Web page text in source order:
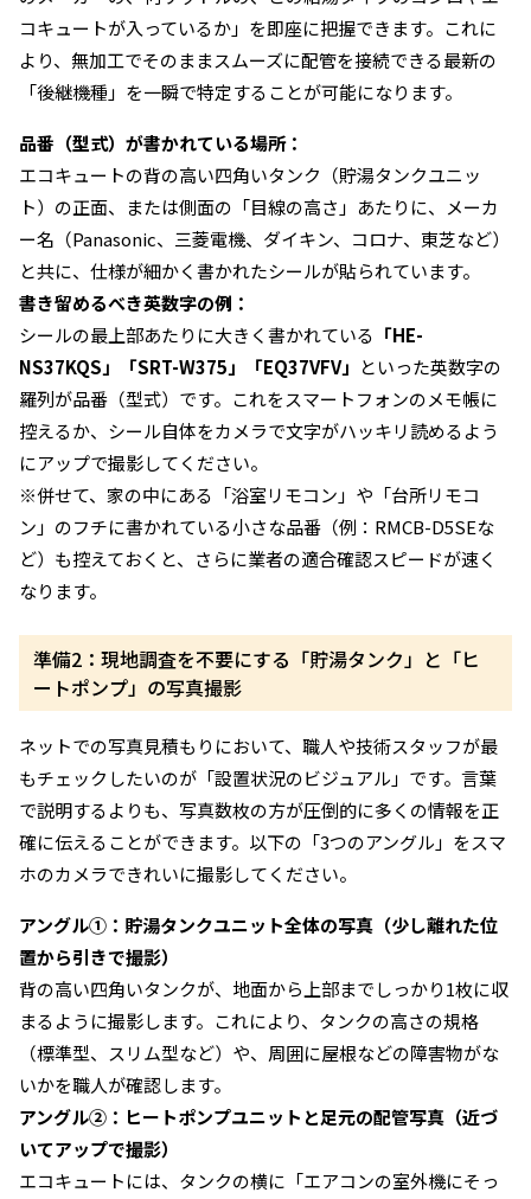
コキュートが入っているか」を即座に把握できます。これに
より、無加工でそのままスムーズに配管を接続できる最新の
「後継機種」を一瞬で特定することが可能になります。
品番（型式）が書かれている場所：
エコキュートの背の高い四角いタンク（貯湯タンクユニッ
ト）の正面、または側面の「目線の高さ」あたりに、メーカ
ー名（Panasonic、三菱電機、ダイキン、コロナ、東芝など）
と共に、仕様が細かく書かれたシールが貼られています。
書き留めるべき英数字の例：
シールの最上部あたりに大きく書かれている 「HE-
NS37KQS」「SRT-W375」「EQ37VFV」 といった英数字の
羅列が品番（型式）です。これをスマートフォンのメモ帳に
控えるか、シール自体をカメラで文字がハッキリ読めるよう
にアップで撮影してください。
※併せて、家の中にある「浴室リモコン」や「台所リモコ
ン」のフチに書かれている小さな品番（例：RMCB-D5SEな
ど）も控えておくと、さらに業者の適合確認スピードが速く
なります。
準備2：現地調査を不要にする「貯湯タンク」と「ヒ
ートポンプ」の写真撮影
ネットでの写真見積もりにおいて、職人や技術スタッフが最
もチェックしたいのが「設置状況のビジュアル」です。言葉
で説明するよりも、写真数枚の方が圧倒的に多くの情報を正
確に伝えることができます。以下の「3つのアングル」をスマ
ホのカメラできれいに撮影してください。
アングル①：貯湯タンクユニット全体の写真（少し離れた位
置から引きで撮影）
背の高い四角いタンクが、地面から上部までしっかり1枚に収
まるように撮影します。これにより、タンクの高さの規格
（標準型、スリム型など）や、周囲に屋根などの障害物がな
いかを職人が確認します。
アングル②：ヒートポンプユニットと足元の配管写真（近づ
いてアップで撮影）
エコキュートには、タンクの横に「エアコンの室外機にそっ